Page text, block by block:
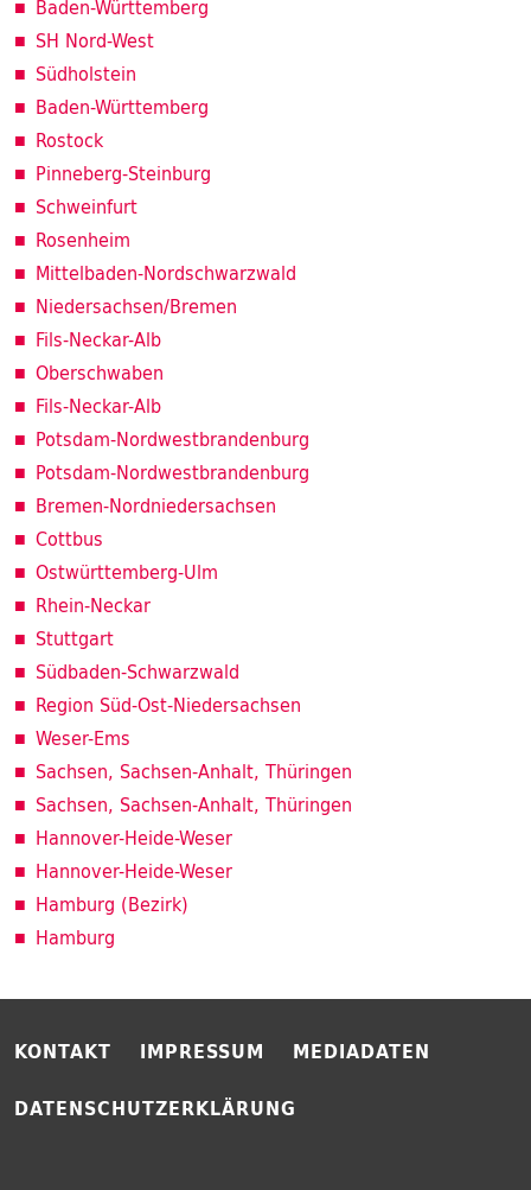
Baden-Württemberg
SH Nord-West
Südholstein
Baden-Württemberg
Rostock
Pinneberg-Steinburg
Schweinfurt
Rosenheim
Mittelbaden-Nordschwarzwald
Niedersachsen/Bremen
Fils-Neckar-Alb
Oberschwaben
Fils-Neckar-Alb
Potsdam-Nordwestbrandenburg
Potsdam-Nordwestbrandenburg
Bremen-Nordniedersachsen
Cottbus
Ostwürttemberg-Ulm
Rhein-Neckar
Stuttgart
Südbaden-Schwarzwald
Region Süd-Ost-Niedersachsen
Weser-Ems
Sachsen, Sachsen-Anhalt, Thüringen
Sachsen, Sachsen-Anhalt, Thüringen
Hannover-Heide-Weser
Hannover-Heide-Weser
Hamburg (Bezirk)
Hamburg
KONTAKT IMPRESSUM
MEDIADATEN
DATENSCHUTZERKLÄRUNG